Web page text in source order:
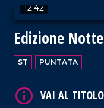
12:42
Edizione Notte
ST PUNTATA
VAI AL TITOLO